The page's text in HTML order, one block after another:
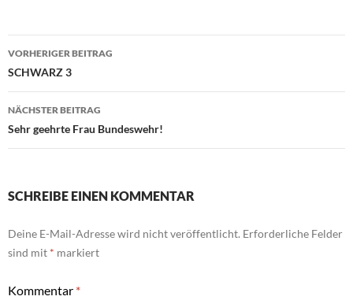
Beitragsnavigation
VORHERIGER BEITRAG
SCHWARZ 3
NÄCHSTER BEITRAG
Sehr geehrte Frau Bundeswehr!
SCHREIBE EINEN KOMMENTAR
Deine E-Mail-Adresse wird nicht veröffentlicht. Erforderliche Felder
sind mit * markiert
Kommentar *